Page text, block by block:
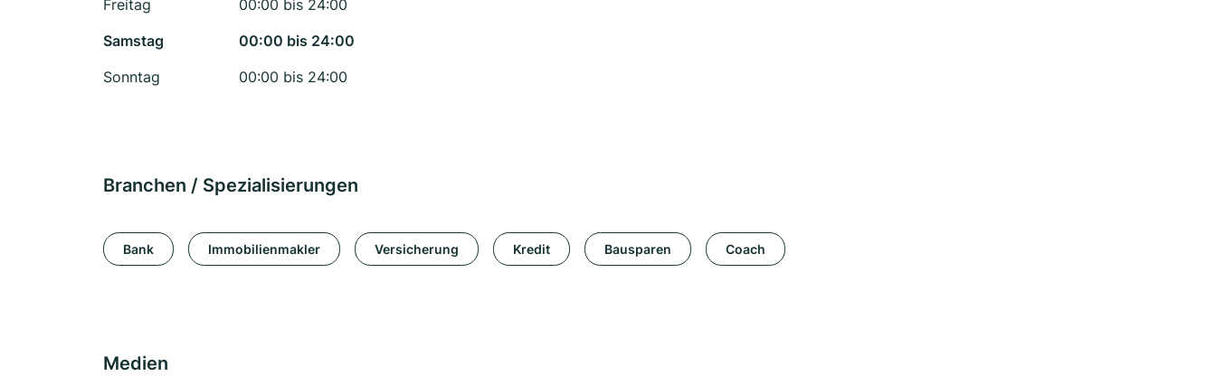
Freitag
00:00 bis 24:00
Samstag
00:00 bis 24:00
Sonntag
00:00 bis 24:00
Branchen / Spezialisierungen
Bank Immobilienmakler Versicherung Kredit Bausparen Coach
Medien